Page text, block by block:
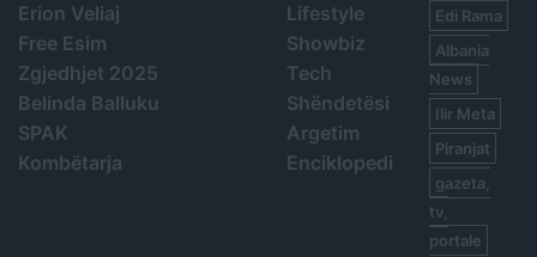
Erion Veliaj
Free Esim
Zgjedhjet 2025
Belinda Balluku
SPAK
Kombëtarja
Lifestyle
Showbiz
Tech
Shëndetësi
Argetim
Enciklopedi
Edi Rama
Albania
News
Ilir Meta
Piranjat
gazeta,
tv,
portale